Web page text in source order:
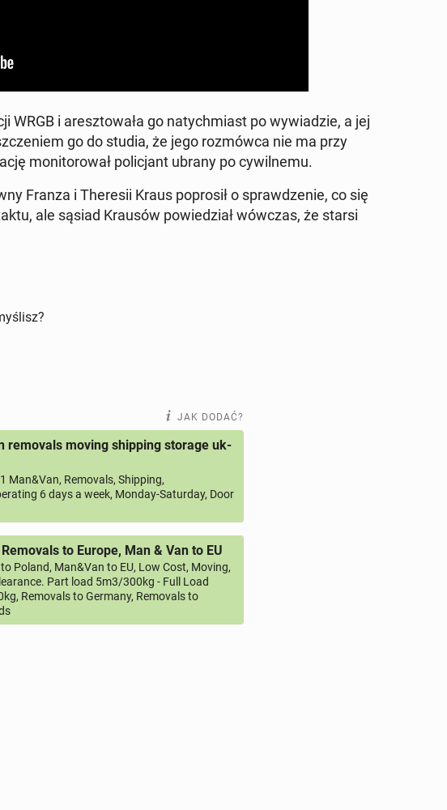
WRGB i aresz­to­wa­ła go na­tych­miast po wy­wia­dzie, a jej
go do studia, że jego roz­mów­ca nie ma przy
mo­ni­to­ro­wał po­li­cjant ubrany po cy­wil­ne­mu.
Franza i The­re­sii Kraus po­pro­sił o spraw­dze­nie, co się
ale sąsiad Krausów po­wie­dział wówczas, że starsi
JAK DODAĆ?
removals moving shipping storage uk-
Man&Van, Removals, Shipping,
6 days a week, Monday-Saturday, Door
to Europe, Man & Van to EU
Poland, Man&Van to EU, Low Cost, Moving,
Part load 5m3/300kg - Full Load
Removals to Germany, Removals to